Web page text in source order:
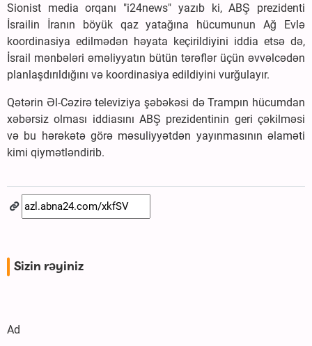
Sionist media orqanı "i24news" yazıb ki, ABŞ prezidenti
İsrailin İranın böyük qaz yatağına hücumunun Ağ Evlə
koordinasiya edilmədən həyata keçirildiyini iddia etsə də,
İsrail mənbələri əməliyyatın bütün tərəflər üçün əvvəlcədən
planlaşdırıldığını və koordinasiya edildiyini vurğulayır.
Qətərin Əl-Cəzirə televiziya şəbəkəsi də Trampın hücumdan
xəbərsiz olması iddiasını ABŞ prezidentinin geri çəkilməsi
və bu hərəkətə görə məsuliyyətdən yayınmasının əlaməti
kimi qiymətləndirib.
Sizin rəyiniz
Ad